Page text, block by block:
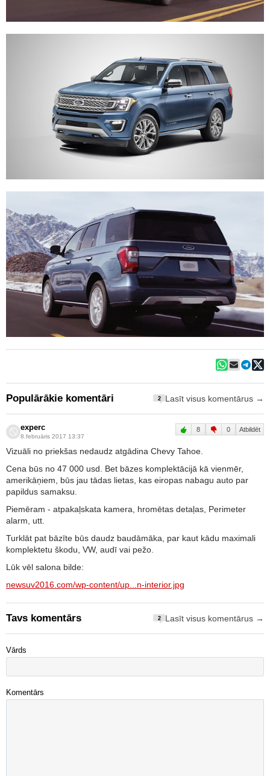
Populārākie komentāri 2 Lasīt visus komentārus →
experc
8.februāris 2017 13:37
8 0 Atbildēt
Vizuāli no priekšas nedaudz atgādina Chevy Tahoe.
Cena būs no 47 000 usd. Bet bāzes komplektācijā kā vienmēr,
amerikāņiem, būs jau tādas lietas, kas eiropas nabagu auto par
papildus samaksu.
Piemēram - atpakaļskata kamera, hromētas detaļas, Perimeter
alarm, utt.
Turklāt pat bāzīte būs daudz baudāmāka, par kaut kādu maximali
komplektetu škodu, VW, audī vai pežo.
Lūk vēl salona bilde:
newsuv2016.com/wp-content/up...n-interior.jpg
Tavs komentārs 2 Lasīt visus komentārus →
Vārds
Komentārs